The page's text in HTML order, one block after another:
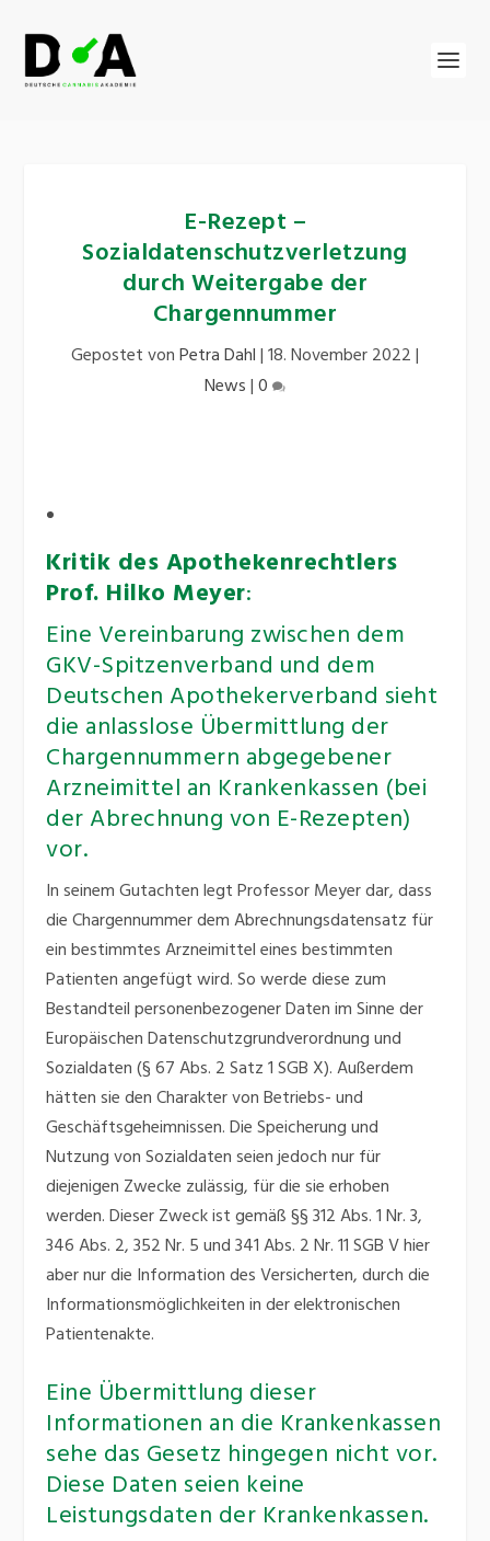
E-Rezept –
Sozialdatenschutzverletzung
durch Weitergabe der
Chargennummer
Gepostet vonPetra Dahl|18. November 2022|
News|0
Kritik des Apothekenrechtlers
Prof. Hilko Meyer:
Eine Vereinbarung zwischen dem
GKV-Spitzenverband und dem
Deutschen Apothekerverband sieht
die anlasslose Übermittlung der
Chargennummern abgegebener
Arzneimittel an Krankenkassen (bei
der Abrechnung von E-Rezepten)
vor.
In seinem Gutachten legt Professor Meyer dar, dass
die Chargennummer dem Abrechnungsdatensatz für
ein bestimmtes Arzneimittel eines bestimmten
Patienten angefügt wird. So werde diese zum
Bestandteil personenbezogener Daten im Sinne der
Europäischen Datenschutzgrundverordnung und
Sozialdaten (§ 67 Abs. 2 Satz 1 SGB X). Außerdem
hätten sie den Charakter von Betriebs- und
Geschäftsgeheimnissen. Die Speicherung und
Nutzung von Sozialdaten seien jedoch nur für
diejenigen Zwecke zulässig, für die sie erhoben
werden. Dieser Zweck ist gemäß §§ 312 Abs. 1 Nr. 3,
346 Abs. 2, 352 Nr. 5 und 341 Abs. 2 Nr. 11 SGB V hier
aber nur die Information des Versicherten, durch die
Informationsmöglichkeiten in der elektronischen
Patientenakte.
Eine Übermittlung dieser
Informationen an die Krankenkassen
sehe das Gesetz hingegen nicht vor.
Diese Daten seien keine
Leistungsdaten der Krankenkassen.